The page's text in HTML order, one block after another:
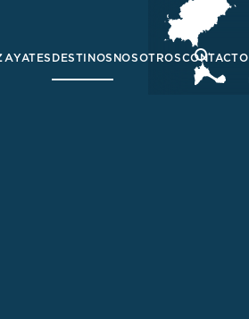
YATES DESTINOS NOSOTROSCONTACTO